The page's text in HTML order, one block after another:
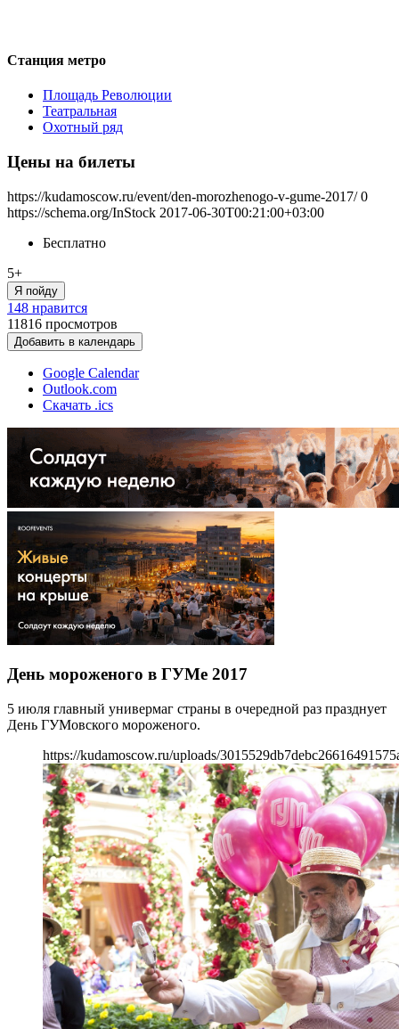
Станция метро
Площадь Революции
Театральная
Охотный ряд
Цены на билеты
https://kudamoscow.ru/event/den-morozhenogo-v-gume-2017/ 0
https://schema.org/InStock 2017-06-30T00:21:00+03:00
Бесплатно
5+
Я пойду
148 нравится
11816 просмотров
Добавить в календарь
Google Calendar
Outlook.com
Скачать .ics
День мороженого в ГУМе 2017
5 июля главный универмаг страны в очередной раз празднует
День ГУМовского мороженого.
https://kudamoscow.ru/uploads/